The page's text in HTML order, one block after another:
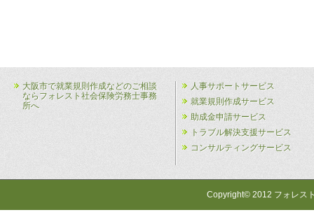
大阪市で就業規則作成などのご相談
ならフォレスト社会保険労務士事務
所へ
人事サポートサービス
就業規則作成サービス
助成金申請サービス
トラブル解決支援サービス
コンサルティングサービス
Copyright© 2012 フォレス